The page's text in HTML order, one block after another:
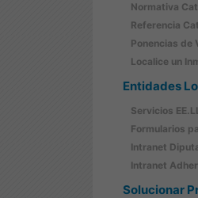
Normativa
Referencia
Ponencias de
Localice un
Entidades
Servicios
Formularios
Intranet
Intranet
Solucionar